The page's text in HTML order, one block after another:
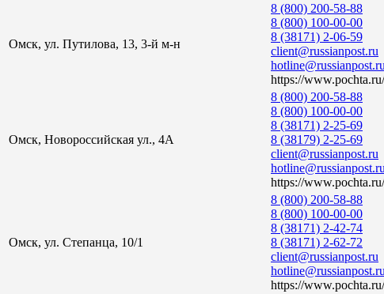
Омск, ул. Путилова, 13, 3-й м-н
8 (800) 200-58-88
8 (800) 100-00-00
8 (38171) 2-06-59
client@russianpost.ru
hotline@russianpost.ru
https://www.pochta.ru/
Омск, Новороссийская ул., 4А
8 (800) 200-58-88
8 (800) 100-00-00
8 (38171) 2-25-69
8 (38179) 2-25-69
client@russianpost.ru
hotline@russianpost.ru
https://www.pochta.ru/
Омск, ул. Степанца, 10/1
8 (800) 200-58-88
8 (800) 100-00-00
8 (38171) 2-42-74
8 (38171) 2-62-72
client@russianpost.ru
hotline@russianpost.ru
https://www.pochta.ru/